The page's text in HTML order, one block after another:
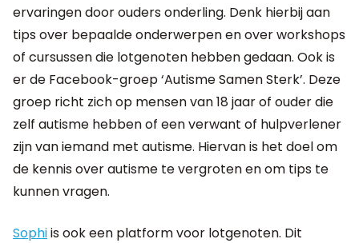
ervaringen door ouders onderling. Denk hierbij aan
tips over bepaalde onderwerpen en over workshops
of cursussen die lotgenoten hebben gedaan. Ook is
er de Facebook-groep ‘Autisme Samen Sterk’. Deze
groep richt zich op mensen van 18 jaar of ouder die
zelf autisme hebben of een verwant of hulpverlener
zijn van iemand met autisme. Hiervan is het doel om
de kennis over autisme te vergroten en om tips te
kunnen vragen.
Sophiis ook een platform voor lotgenoten. Dit